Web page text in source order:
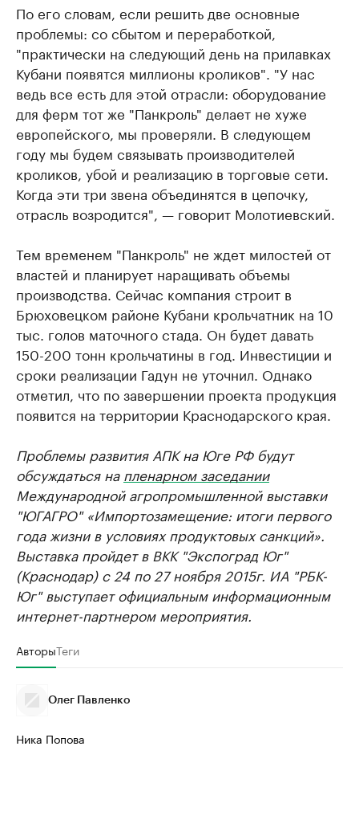
По его словам, если решить две основные
проблемы: со сбытом и переработкой,
"практически на следующий день на прилавках
Кубани появятся миллионы кроликов". "У нас
ведь все есть для этой отрасли: оборудование
для ферм тот же "Панкроль" делает не хуже
европейского, мы проверяли. В следующем
году мы будем связывать производителей
кроликов, убой и реализацию в торговые сети.
Когда эти три звена объединятся в цепочку,
отрасль возродится", — говорит Молотиевский.
Тем временем "Панкроль" не ждет милостей от
властей и планирует наращивать объемы
производства. Сейчас компания строит в
Брюховецком районе Кубани крольчатник на 10
тыс. голов маточного стада. Он будет давать
150-200 тонн крольчатины в год. Инвестиции и
сроки реализации Гадун не уточнил. Однако
отметил, что по завершении проекта продукция
появится на территории Краснодарского края.​
Проблемы развития АПК на Юге РФ будут
обсуждаться на пленарном заседании
Международной агропромышленной выставки
"ЮГАГРО" «Импортозамещение: итоги первого
года жизни в условиях продуктовых санкций».
Выставка пройдет в ВКК "Экспоград Юг"
(Краснодар) с 24 по 27 ноября 2015г. ИА "РБК-
Юг" выступает официальным информационным
интернет-партнером мероприятия.
АвторыТеги
Олег Павленко
Ника Попова